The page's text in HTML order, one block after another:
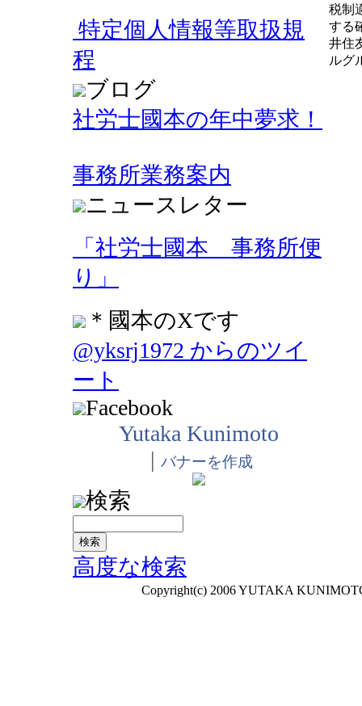
特定個人情報等取扱規
程
ブログ
社労士國本の年中夢求！
事務所業務案内
ニュースレター
「社労士國本 事務所便
り」
＊國本のXです
@yksrj1972 からのツイ
ート
Facebook
Yutaka Kunimoto
| バナーを作成
検索
高度な検索
税制
する
井住
ルグ
Copyright(c) 2006 YUTAKA